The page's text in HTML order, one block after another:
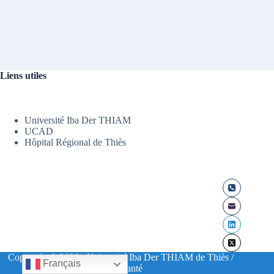
Liens utiles
Université Iba Der THIAM
UCAD
Hôpital Régional de Thiès
Copyright © 2026 - Université Iba Der THIAM de Thiès /
UFR Santé
Français